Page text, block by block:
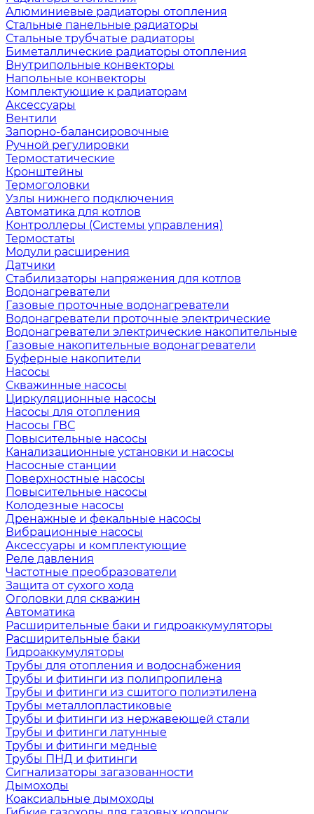
Алюминиевые радиаторы отопления
Стальные панельные радиаторы
Стальные трубчатые радиаторы
Биметаллические радиаторы отопления
Внутрипольные конвекторы
Напольные конвекторы
Комплектующие к радиаторам
Аксессуары
Вентили
Запорно-балансировочные
Ручной регулировки
Термостатические
Кронштейны
Термоголовки
Узлы нижнего подключения
Автоматика для котлов
Контроллеры (Системы управления)
Термостаты
Модули расширения
Датчики
Стабилизаторы напряжения для котлов
Водонагреватели
Газовые проточные водонагреватели
Водонагреватели проточные электрические
Водонагреватели электрические накопительные
Газовые накопительные водонагреватели
Буферные накопители
Насосы
Скважинные насосы
Циркуляционные насосы
Насосы для отопления
Насосы ГВС
Повысительные насосы
Канализационные установки и насосы
Насосные станции
Поверхностные насосы
Повысительные насосы
Колодезные насосы
Дренажные и фекальные насосы
Вибрационные насосы
Аксессуары и комплектующие
Реле давления
Частотные преобразователи
Защита от сухого хода
Оголовки для скважин
Автоматика
Расширительные баки и гидроаккумуляторы
Расширительные баки
Гидроаккумуляторы
Трубы для отопления и водоснабжения
Трубы и фитинги из полипропилена
Трубы и фитинги из сшитого полиэтилена
Трубы металлопластиковые
Трубы и фитинги из нержавеющей стали
Трубы и фитинги латунные
Трубы и фитинги медные
Трубы ПНД и фитинги
Сигнализаторы загазованности
Дымоходы
Коаксиальные дымоходы